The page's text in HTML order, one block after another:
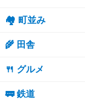
🏘 町並み
🌾 田舎
🍴 グルメ
🚃 鉄道